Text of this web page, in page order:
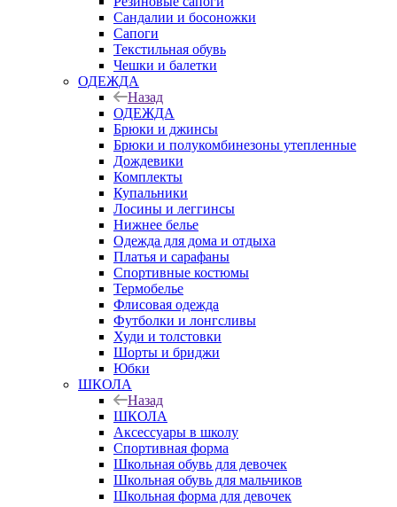
Сандалии и босоножки
Сапоги
Текстильная обувь
Чешки и балетки
ОДЕЖДА
Назад
ОДЕЖДА
Брюки и джинсы
Брюки и полукомбинезоны утепленные
Дождевики
Комплекты
Купальники
Лосины и леггинсы
Нижнее белье
Одежда для дома и отдыха
Платья и сарафаны
Спортивные костюмы
Термобелье
Флисовая одежда
Футболки и лонгсливы
Худи и толстовки
Шорты и бриджи
Юбки
ШКОЛА
Назад
ШКОЛА
Аксессуары в школу
Спортивная форма
Школьная обувь для девочек
Школьная обувь для мальчиков
Школьная форма для девочек